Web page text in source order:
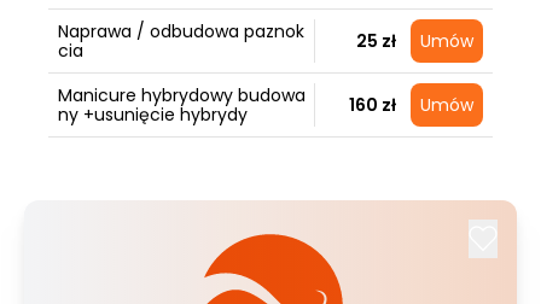
Naprawa / odbudowa paznok
cia
25 zł Umów
Manicure hybrydowy budowa
ny +usunięcie hybrydy
160 zł Umów